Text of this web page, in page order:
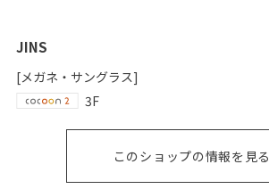
JINS
[メガネ・サングラス]
3F
このショップの情報を見る